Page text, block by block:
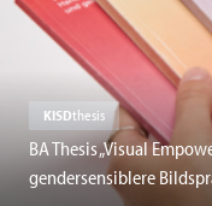
KISDthesis
BA Thesis „Visual
gendersensiblere